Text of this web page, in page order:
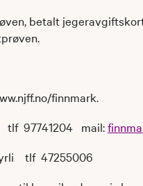
betalt
finnmark.
tlf 97741204 mail:
tlf 47255006